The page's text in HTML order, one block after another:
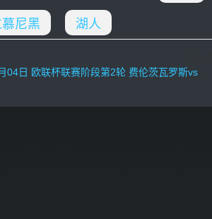
尼黑 湖人
日 欧联杯联赛阶段第2轮 费伦茨瓦罗斯vs热刺 全场录像